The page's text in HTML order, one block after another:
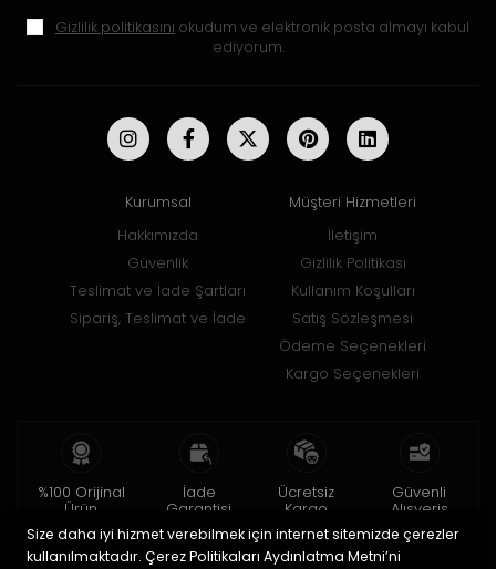
Gizlilik politikasını okudum ve elektronik posta almayı kabul
ediyorum.
Kurumsal
Hakkımızda
Güvenlik
Teslimat ve İade Şartları
Sipariş, Teslimat ve İade
Müşteri Hizmetleri
İletişim
Gizlilik Politikası
Kullanım Koşulları
Satış Sözleşmesi
Ödeme Seçenekleri
Kargo Seçenekleri
%100 Orijinal
Ürün
2 yıl garanti
İade
Garantisi
15 gün içinde
iade
Ücretsiz
Kargo
150 TL ve üzeri
Güvenli
Alışveriş
256bit SSL ile
Size daha iyi hizmet verebilmek için internet sitemizde çerezler
kullanılmaktadır. Çerez Politikaları Aydınlatma Metni’ni